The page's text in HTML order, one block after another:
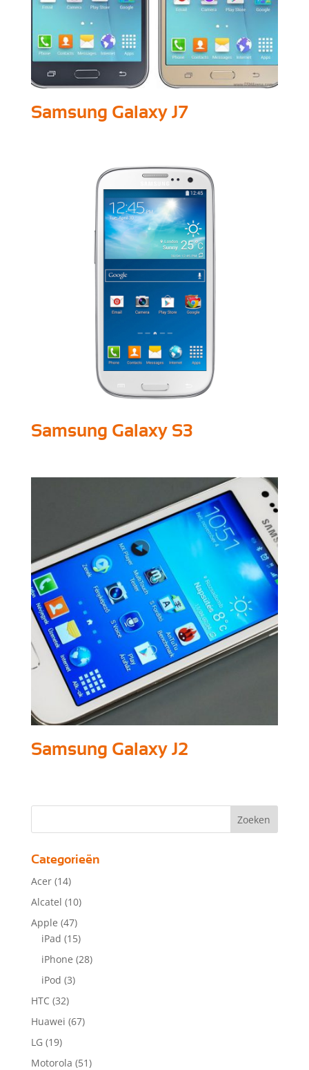
Samsung Galaxy J7
Samsung Galaxy S3
Samsung Galaxy J2
Categorieën
Acer (14)
Alcatel (10)
Apple (47)
iPad (15)
iPhone (28)
iPod (3)
HTC (32)
Huawei (67)
LG (19)
Motorola (51)